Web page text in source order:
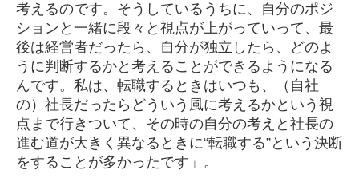
考えるのです。そうしているうちに、自分のポジ
ションと一緒に段々と視点が上がっていって、最
後は経営者だったら、自分が独立したら、どのよ
うに判断するかと考えることができるようになる
んです。私は、転職するときはいつも、（自社
の）社長だったらどういう風に考えるかという視
点まで行きついて、その時の自分の考えと社長の
進む道が大きく異なるときに“転職する”という決断
をすることが多かったです」。